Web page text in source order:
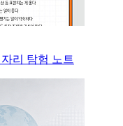
리 탐험 노트